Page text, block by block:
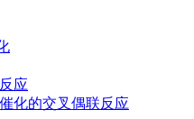
应
化的交叉偶联反应